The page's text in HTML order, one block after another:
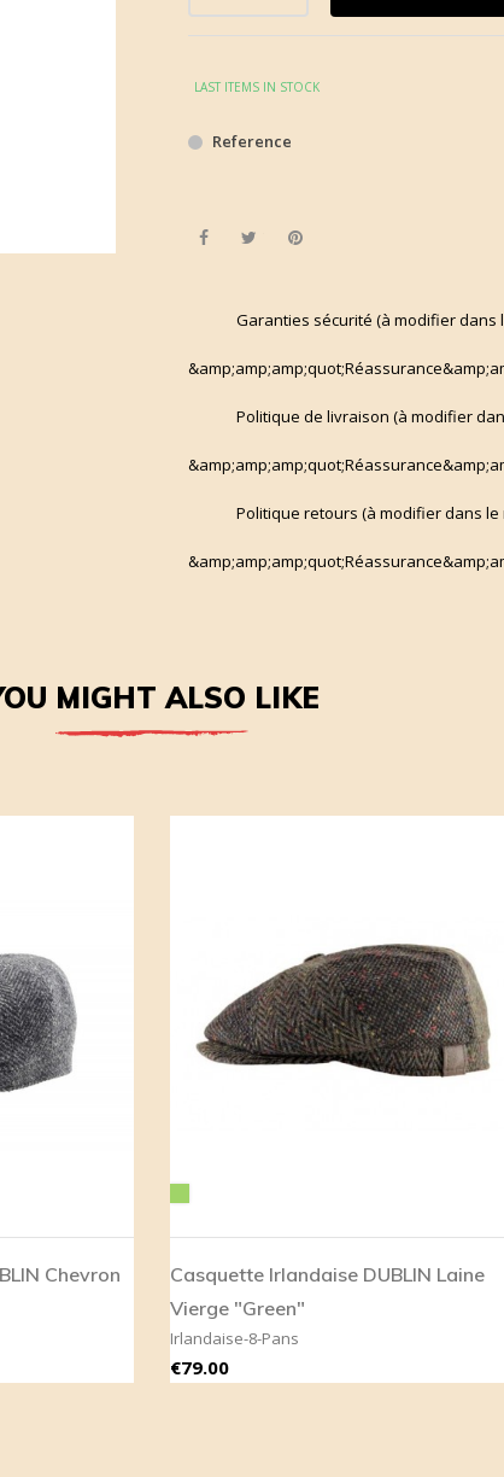
LAST ITEMS IN STOCK
Reference
Share Tweet
Garanties sécurité (à modifier dans
Politique de livraison (à modifier
Politique retours (à modifier dans le
MIGHT ALSO LIKE
Chevron
Casquette Irlandaise DUBLIN Laine
Vierge "Green"
Irlandaise-8-Pans
Price
€79.00